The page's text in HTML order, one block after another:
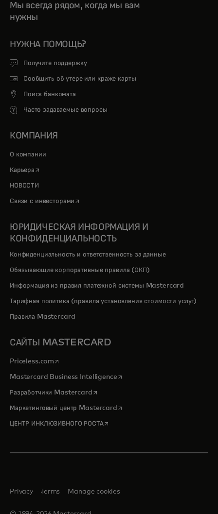
Мы всегда рядом, когда мы вам
нужны
НУЖНА ПОМОЩЬ?
Получите поддержку
Сообщить об утере или краже карты
Поиск банкомата
Часто задаваемые вопросы
КОМПАНИЯ
О компании
Карьера opens in a new tab
НОВОСТИ
Связи с инвесторами opens in a new tab
ЮРИДИЧЕСКАЯ ИНФОРМАЦИЯ И
КОНФИДЕНЦИАЛЬНОСТЬ
Конфиденциальность и ответственность за данные
Обязывающие корпоративные правила (ОКП)
Информация из правил платежной системы Mastercard
Тарифная политика (правила установления стоимости услуг)
Правила Mastercard
САЙТЫ MASTERCARD
Priceless.com opens in a new tab
Mastercard Business Intelligenceopens in a new tab
Разработчики Mastercardopens in a new tab
Маркетинговый центр Mastercardopens in a new tab
ЦЕНТР ИНКЛЮЗИВНОГО РОСТАopens in a new tab
Privacy Terms Manage cookies